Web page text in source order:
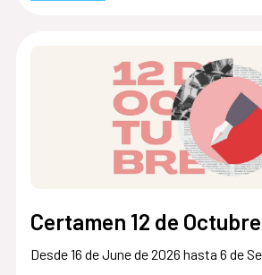
Certamen 12 de
Desde 16 de June de 2026 hasta 6 de